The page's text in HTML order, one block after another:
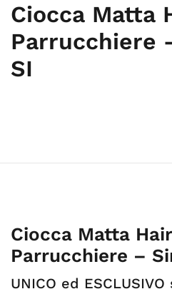
Ciocca Matta
Parrucchiere
SI
Ciocca Matta
Parrucchiere –
UNICO ed ESCLUSIVO